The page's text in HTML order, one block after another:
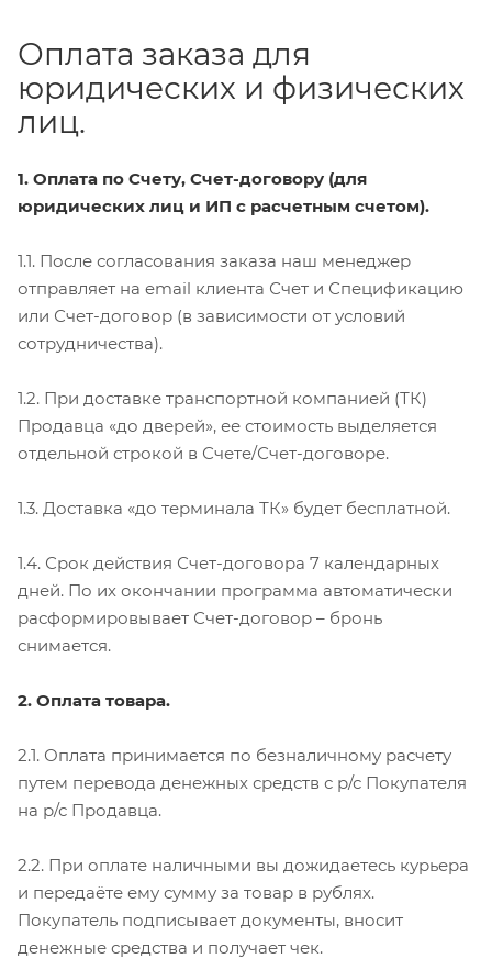
Оплата заказа для
юридических и физических
лиц.
1. Оплата по Счету, Счет-договору (для
юридических лиц и ИП с расчетным счетом).
1.1. После согласования заказа наш менеджер
отправляет на email клиента Счет и Спецификацию
или Счет-договор (в зависимости от условий
сотрудничества).
1.2. При доставке транспортной компанией (ТК)
Продавца «до дверей», ее стоимость выделяется
отдельной строкой в Счете/Счет-договоре.
1.3. Доставка «до терминала ТК» будет бесплатной.
1.4. Срок действия Счет-договора 7 календарных
дней. По их окончании программа автоматически
расформировывает Счет-договор – бронь
снимается.
2. Оплата товара.
2.1. Оплата принимается по безналичному расчету
путем перевода денежных средств с р/с Покупателя
на р/с Продавца.
2.2. При оплате наличными вы дожидаетесь курьера
и передаёте ему сумму за товар в рублях.
Покупатель подписывает документы, вносит
денежные средства и получает чек.